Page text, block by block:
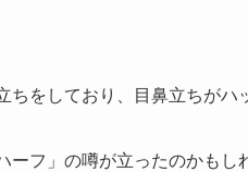
ちをしており、目鼻立ちがハ
ーフ」の噂が立ったのかもし